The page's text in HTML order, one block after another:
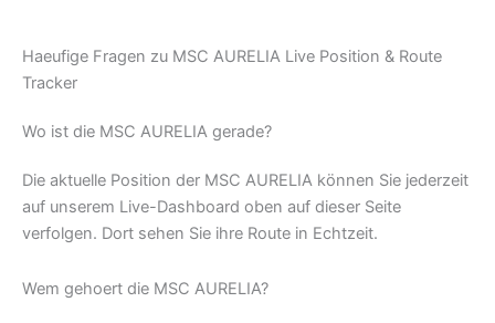
Haeufige Fragen zu MSC AURELIA Live Position & Route
Tracker
Wo ist die MSC AURELIA gerade?
Die aktuelle Position der MSC AURELIA können Sie jederzeit
auf unserem Live-Dashboard oben auf dieser Seite
verfolgen. Dort sehen Sie ihre Route in Echtzeit.
Wem gehoert die MSC AURELIA?